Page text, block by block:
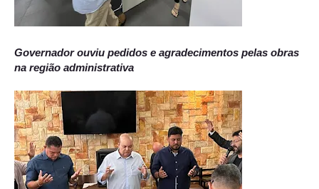
Governador ouviu pedidos e agradecimentos pelas obras
na região administrativa